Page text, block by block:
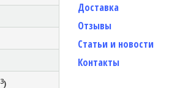
3)
Доставка
Отзывы
Статьи и новости
Контакты